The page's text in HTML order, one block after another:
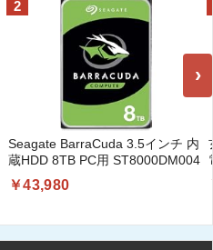
2
Seagate BarraCuda 3.5インチ 内
蔵HDD 8TB PC用 ST8000DM004
￥43,980
›